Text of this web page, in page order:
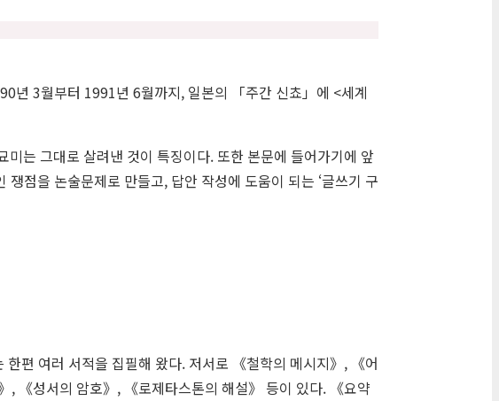
년 3월부터 1991년 6월까지, 일본의 「주간 신쵸」에 <세계
는 그대로 살려낸 것이 특징이다. 또한 본문에 들어가기에 앞
점을 논술문제로 만들고, 답안 작성에 도움이 되는 ‘글쓰기 구
편 여러 서적을 집필해 왔다. 저서로 《철학의 메시지》, 《어
《성서의 암호》, 《로제타스톤의 해설》 등이 있다. 《요약